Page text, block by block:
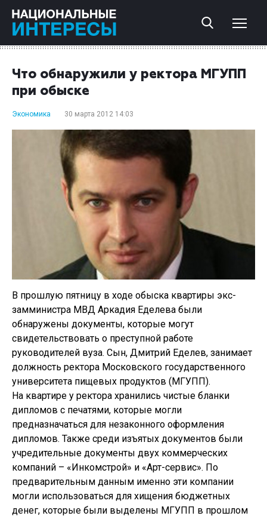
Что обнаружили у ректора МГУПП
при обыске
Экономика 30 марта 2012 14:03
В прошлую пятницу в ходе обыска квартиры экс-
замминистра МВД Аркадия Еделева были
обнаружены документы, которые могут
свидетельствовать о преступной работе
руководителей вуза. Сын, Дмитрий Еделев, занимает
должность ректора Московского государственного
университета пищевых продуктов (МГУПП).
На квартире у ректора хранились чистые бланки
дипломов с печатями, которые могли
предназначаться для незаконного оформления
дипломов. Также среди изъятых документов были
учредительные документы двух коммерческих
компаний – «Инкомстрой» и «Арт-сервис». По
предварительным данным именно эти компании
могли использоваться для хищения бюджетных
денег, которые были выделены МГУПП в прошлом